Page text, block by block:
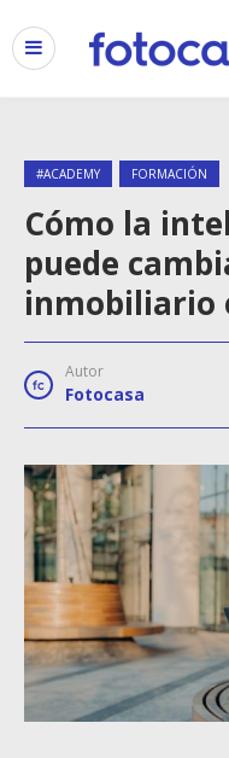
#ACADEMY FORMACIÓN
Cómo la
puede
inmobiliario
Autor
Fotocasa